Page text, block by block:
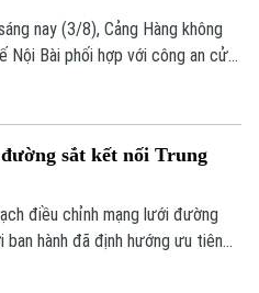
nay (3/8), Cảng Hàng không
Nội Bài phối hợp với công an cửa
tại lối ra - vào sân bay này
sắt kết nối Trung
điều chỉnh mạng lưới đường
ban hành đã định hướng ưu tiên